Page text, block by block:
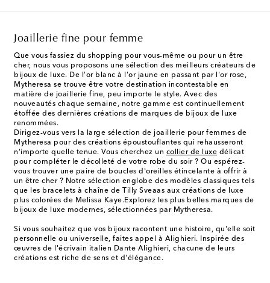
Joaillerie fine pour femme
Que vous fassiez du shopping pour vous-même ou pour un être
cher, nous vous proposons une sélection des meilleurs créateurs de
bijoux de luxe. De l'or blanc à l'or jaune en passant par l'or rose,
Mytheresa se trouve être votre destination incontestable en
matière de joaillerie fine, peu importe le style. Avec des
nouveautés chaque semaine, notre gamme est continuellement
étoffée des dernières créations de marques de bijoux de luxe
renommées.
Dirigez-vous vers la large sélection de joaillerie pour femmes de
Mytheresa pour des créations époustouflantes qui rehausseront
n'importe quelle tenue. Vous cherchez un collier de luxe délicat
pour compléter le décolleté de votre robe du soir ? Ou espérez-
vous trouver une paire de boucles d'oreilles étincelante à offrir à
un être cher ? Notre sélection englobe des modèles classiques tels
que les bracelets à chaîne de Tilly Sveaas aux créations de luxe
plus colorées de Melissa Kaye.Explorez les plus belles marques de
bijoux de luxe modernes, sélectionnées par Mytheresa.
Si vous souhaitez que vos bijoux racontent une histoire, qu'elle soit
personnelle ou universelle, faites appel à Alighieri. Inspirée des
œuvres de l'écrivain italien Dante Alighieri, chacune de leurs
créations est riche de sens et d'élégance.